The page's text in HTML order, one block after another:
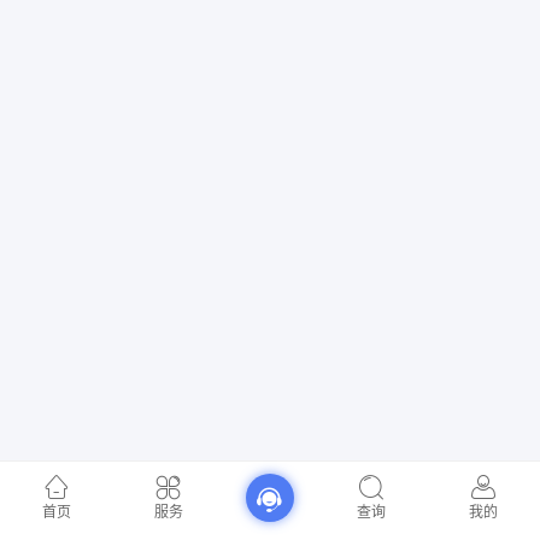
首页 服务 查询 我的